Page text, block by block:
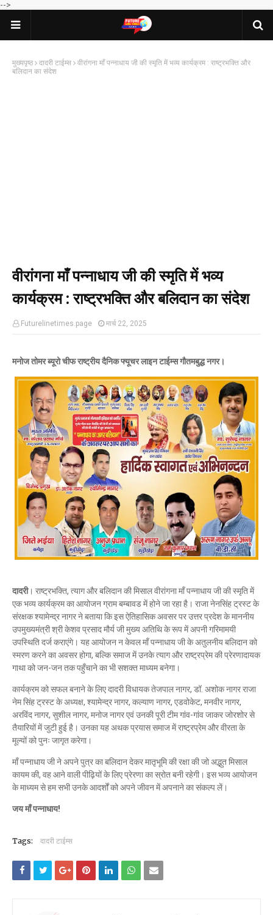
-->
मुख्यपृष्ठ दादरी टाईम्स
वीरांगना माँ पन्नाधाय जी की स्मृति में भव्य कार्यक्रम : राष्ट्रभक्ति और
बलिदान का संदेश
वीरांगना माँ पन्नाधाय जी की स्मृति में भव्य
कार्यक्रम : राष्ट्रभक्ति और बलिदान का संदेश
Futurelinetimes.page मार्च 22, 2025
मनोज तोमर ब्यूरो चीफ राष्ट्रीय दैनिक फ्यूचर लाइन टाईम्स गौतमबुद्ध नगर।
दादरी। राष्ट्रभक्ति, त्याग और बलिदान की मिसाल वीरांगना माँ पन्नाधाय जी की स्मृति में
एक भव्य कार्यक्रम का आयोजन ग्राम बम्बावड में होने जा रहा है। राजा नेनसिंह ट्रस्ट के
संरक्षक श्यामेन्द्र नागर ने बताया कि इस ऐतिहासिक अवसर पर उत्तर प्रदेश के माननीय
उपमुख्यमंत्री श्री केशव प्रसाद मौर्य जी मुख्य अतिथि के रूप में अपनी गरिमामयी
उपस्थिति दर्ज कराएंगे। यह आयोजन न केवल माँ पन्नाधाय जी के अतुलनीय बलिदान को
स्मरण करने का अवसर होगा, बल्कि समाज में उनके त्याग और राष्ट्रप्रेम की प्रेरणादायक
गाथा को जन-जन तक पहुँचाने का भी सशक्त माध्यम बनेगा।
कार्यक्रम को सफल बनाने के लिए दादरी विधायक तेजपाल नागर, डॉ. अशोक नागर राजा
नेम सिंह ट्रस्ट के अध्यक्ष, श्यामेन्द्र नागर, कल्याण नागर, एडवोकेट, मनवीर नागर,
अरविंद नागर, सुशील नागर, मनोज नागर एवं उनकी पूरी टीम गांव-गांव जाकर जोरशोर से
तैयारियों में जुटी हुई है। उनका यह अथक प्रयास समाज में राष्ट्रप्रेम और वीरता के
मूल्यों को पुनः जागृत करेगा।
माँ पन्नाधाय जी ने अपने पुत्र का बलिदान देकर मातृभूमि की रक्षा की जो अद्भुत मिसाल
कायम की, वह आने वाली पीढ़ियों के लिए प्रेरणा का स्रोत बनी रहेगी। इस भव्य आयोजन
के माध्यम से हम सभी उनके आदर्शों को अपने जीवन में अपनाने का संकल्प लें।
जय माँ पन्नाधाय!
Tags: दादरी टाईम्स